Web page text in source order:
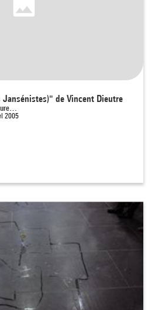
Jansénistes)" de Vincent Dieutre
2005